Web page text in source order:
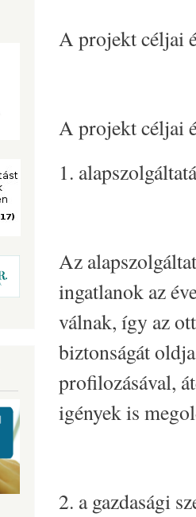
A projekt céljai
A projekt céljai
1.
Az
ingatlanok az
válnak, így az
biztonságát
profilozásával,
igények is
2. a gazdasági